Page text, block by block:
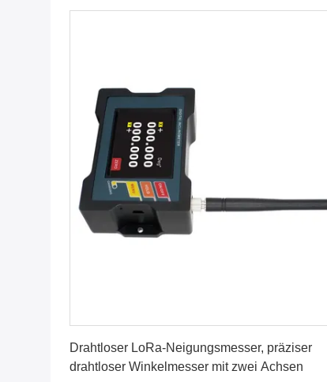
Drahtloser LoRa-Neigungsmesser, präziser
drahtloser Winkelmesser mit zwei Achsen